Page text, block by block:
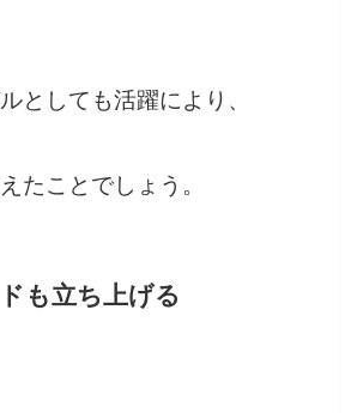
としても活躍により、
たことでしょう。
も立ち上げる